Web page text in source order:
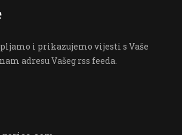
i prikazujemo vijesti s Vaše
adresu Vašeg rss feeda.